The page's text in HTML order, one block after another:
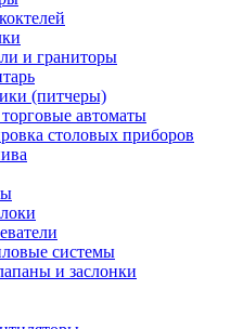
и граниторы
(питчеры)
автоматы
столовых приборов
системы
и заслонки